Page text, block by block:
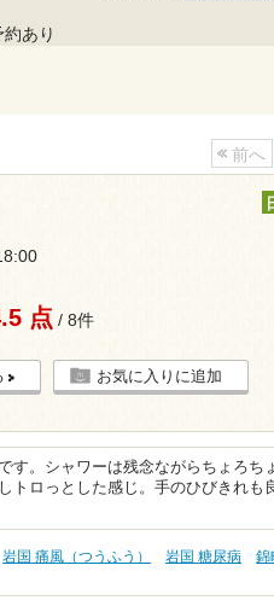
あり
前へ
点 / 8件
お気に入りに追加
す。シャワーは残念ながらちょろち
トロっとした感じ。手のひびきれも
岩国 痛風（つうふう） 岩国 糖尿病
錦